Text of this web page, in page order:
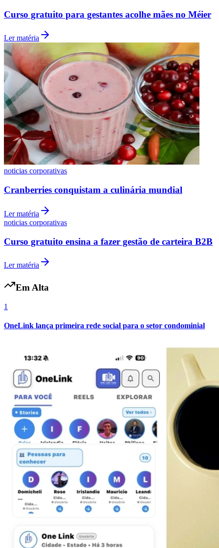
Botafogo
Grêmio
Curso gratuito para gestantes acolhe mães no Méier
Ler matéria
noticias corporativas
Cranberries conquistam a culinária mundial
Ler matéria
noticias corporativas
Curso gratuito ensina a fazer gestão de carteira B2B
Ler matéria
Em Alta
1
OneLink lança primeira rede social para o setor condominial